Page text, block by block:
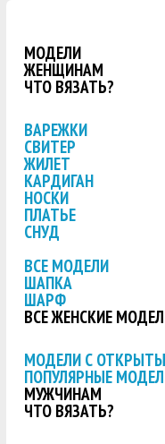
МОДЕЛИ
ЖЕНЩИНАМ
ЧТО ВЯЗАТЬ?
ВАРЕЖКИ
СВИТЕР
ЖИЛЕТ
КАРДИГАН
НОСКИ
ПЛАТЬЕ
СНУД
ВСЕ МОДЕЛИ
ШАПКА
ШАРФ
ВСЕ ЖЕНСКИЕ
МОДЕЛИ С
ПОПУЛЯРНЫЕ
МУЖЧИНАМ
ЧТО ВЯЗАТЬ?